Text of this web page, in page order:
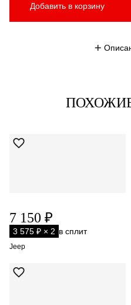
Добавить в корзину
7 150 ₽
3 575 ₽ × 2 в сплит
Jeep